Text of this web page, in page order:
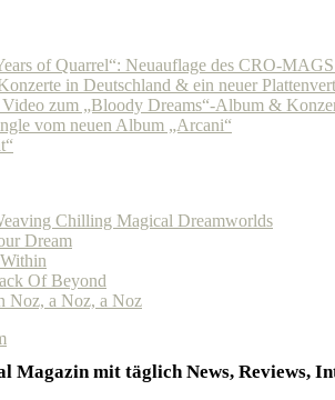
of Quarrel“: Neuauflage des CRO-
in Deutschland & ein neuer
zum „Bloody Dreams“-Album &
vom neuen Album „Arcani“
Chilling Magical Dreamworlds
Dream
Of Beyond
Noz, a Noz, a Noz
Magazin mit täglich News, Reviews,